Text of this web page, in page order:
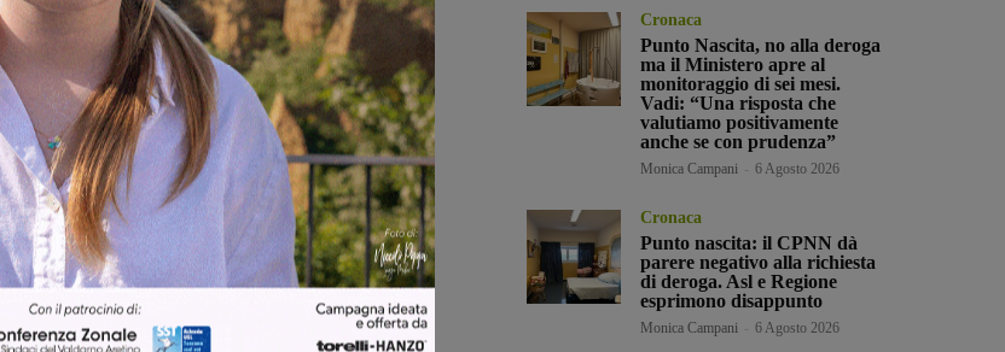
Cronaca
Punto Nascita, no alla deroga
ma il Ministero apre al
monitoraggio di sei mesi.
Vadi: “Una risposta che
valutiamo positivamente
anche se con prudenza”
Monica Campani 6 Agosto 2026
Cronaca
Punto nascita: il CPNN dà
parere negativo alla richiesta
di deroga. Asl e Regione
esprimono disappunto
Monica Campani 6 Agosto 2026